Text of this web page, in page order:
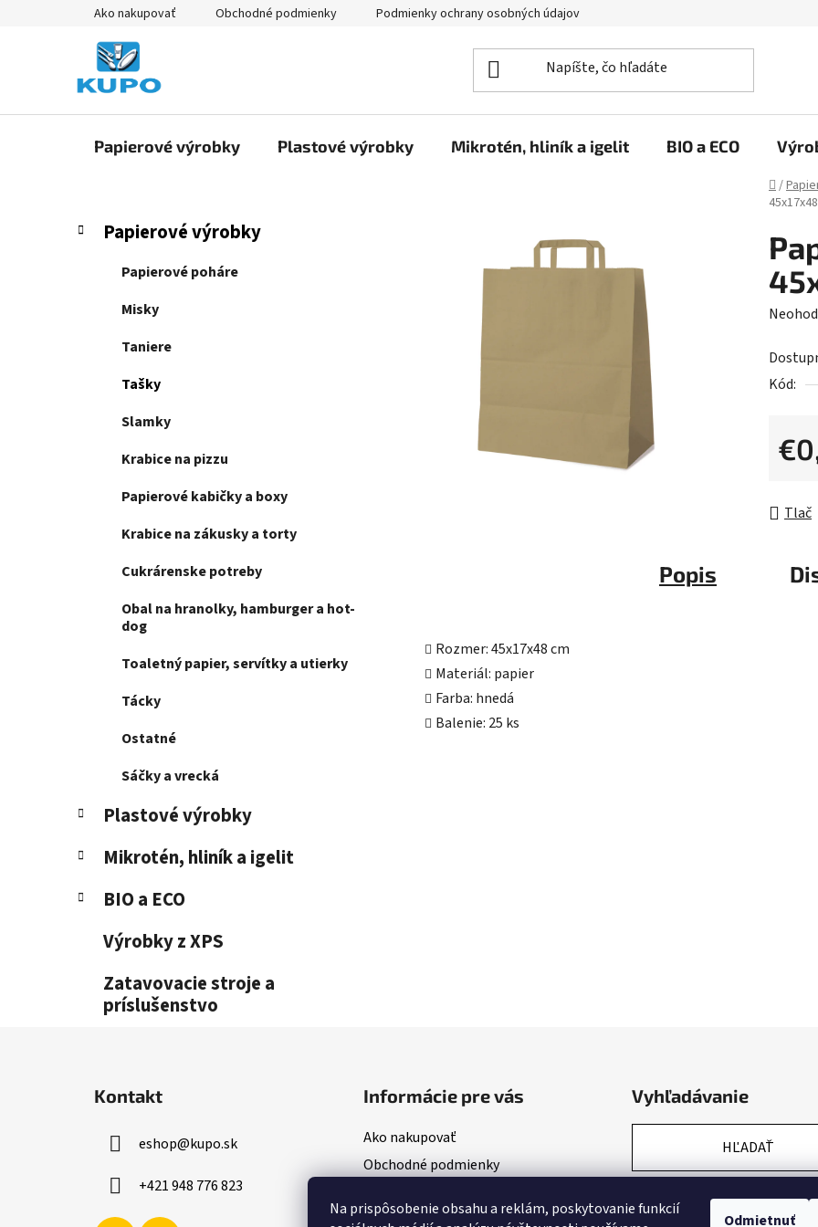
Na prispôsobenie obsahu a reklám, poskytovanie funkcií
Odmietnuť
Ako nakupovať Obchodné podmienky Podmienky ochrany osobných údajov
Papierové výrobky Plastové výrobky Mikrotén, hliník a igelit BIO a ECO
Domov
/
B
Preskočiť
kategórie
K
a
Papierové výrobky
Papierové poháre
Misky
Taniere
Tašky
Slamky
Krabice na pizzu
Papierové kabičky a boxy
Krabice na zákusky a torty
Cukrárenske potreby
Obal na hranolky, hamburger a hot-
dog
Toaletný papier, servítky a utierky
Tácky
Ostatné
Sáčky a vrecká
Plastové výrobky
Mikrotén, hliník a igelit
BIO a ECO
Výrobky z XPS
Zatavovacie stroje a
príslušenstvo
je
Kód:
Tlač
Popis
Rozmer: 45x17x48 cm
Materiál: papier
Farba: hnedá
Balenie: 25 ks
Kontakt
eshop@kupo.sk
+421 948 776 823
Informácie pre vás
Ako nakupovať
Obchodné podmienky
Vyhľadávanie
HĽADAŤ